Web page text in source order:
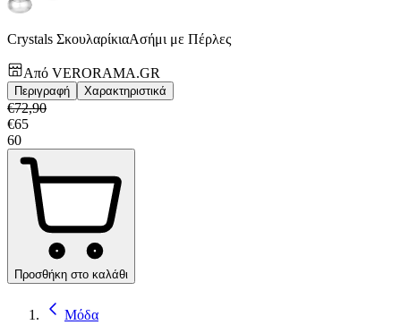
Crystals ΣκουλαρίκιαΑσήμι με Πέρλες
Από VERORAMA.GR
Περιγραφή Χαρακτηριστικά
€72,90
€65
60
Προσθήκη στο καλάθι
Μόδα